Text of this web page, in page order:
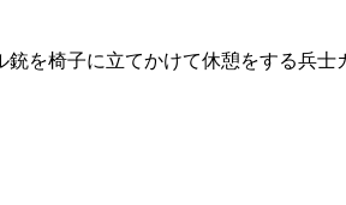
を椅子に立てかけて休憩をする兵